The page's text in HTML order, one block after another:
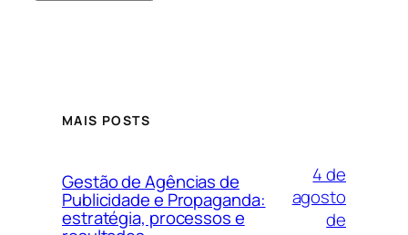
MAIS POSTS
Gestão de Agências de
Publicidade e Propaganda:
estratégia, processos e
4 de
agosto
de